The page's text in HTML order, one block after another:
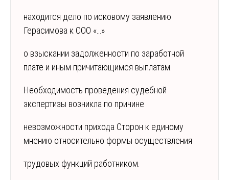
находится дело по исковому заявлению
Герасимова к ООО «…»
о взыскании задолженности по заработной
плате и иным причитающимся выплатам.
Необходимость проведения судебной
экспертизы возникла по причине
невозможности прихода Сторон к единому
мнению относительно формы осуществления
трудовых функций работником.